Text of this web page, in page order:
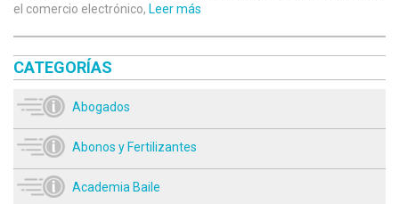
el comercio electrónico, Leer más
CATEGORÍAS
Abogados
Abonos y Fertilizantes
Academia Baile